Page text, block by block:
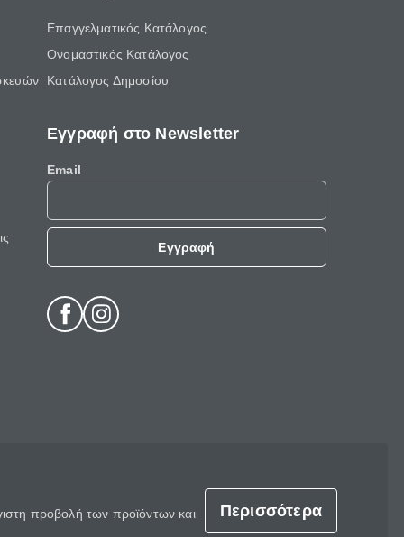
Επαγγελματικός Κατάλογος
Ονομαστικός Κατάλογος
Κατάλογος Δημοσίου
Εγγραφή στο Newsletter
Email
Εγγραφή
προβολή των προϊόντων και Περισσότερα